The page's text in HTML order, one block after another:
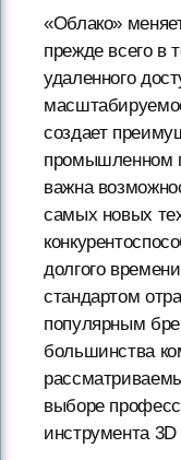
«Облако»
прежде всего в
удаленного
создает
промышленном
важна
самых новых
долгого
стандартом
популярным
большинства
выборе
инструмента